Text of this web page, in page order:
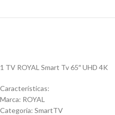
1 TV ROYAL Smart Tv 65″ UHD 4K
Características:
Marca: ROYAL
Categoría: SmartTV